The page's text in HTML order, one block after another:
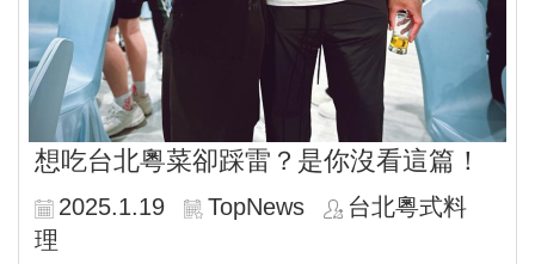
想吃台北粵菜卻踩雷？是你沒看這篇！
2025.1.19 TopNews
台北粵式料
理